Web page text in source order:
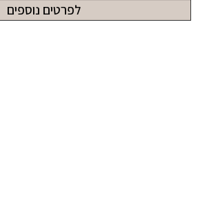
לפרטים נוספים